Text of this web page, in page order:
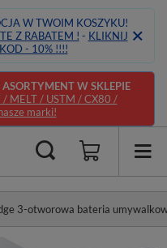
W TWOIM KOSZYKU!
Z RABATEM ! - KLIKNIJ
- 10% !!!!
W SKLEPIE
/ MELT / USTM / CX80 /
marki!
3-otworowa bateria